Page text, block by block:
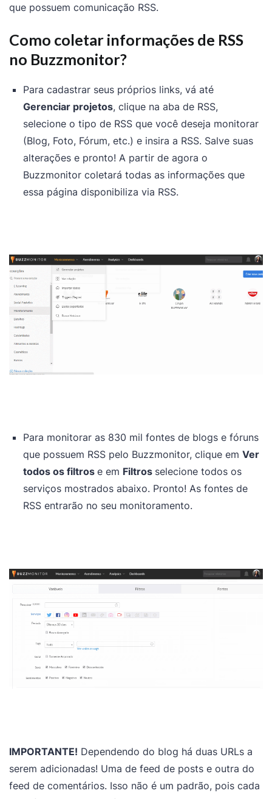
que possuem comunicação RSS.
Como coletar informações de RSS
no Buzzmonitor?
Para cadastrar seus próprios links, vá até
Gerenciar projetos, clique na aba de RSS,
selecione o tipo de RSS que você deseja monitorar
(Blog, Foto, Fórum, etc.) e insira a RSS. Salve suas
alterações e pronto! A partir de agora o
Buzzmonitor coletará todas as informações que
essa página disponibiliza via RSS.
Para monitorar as 830 mil fontes de blogs e fóruns
que possuem RSS pelo Buzzmonitor, clique emVer
todos os filtrose em Filtros selecione todos os
serviços mostrados abaixo. Pronto! As fontes de
RSS entrarão no seu monitoramento.
IMPORTANTE! Dependendo do blog há duas URLs a
serem adicionadas! Uma de feed de posts e outra do
feed de comentários. Isso não é um padrão, pois cada